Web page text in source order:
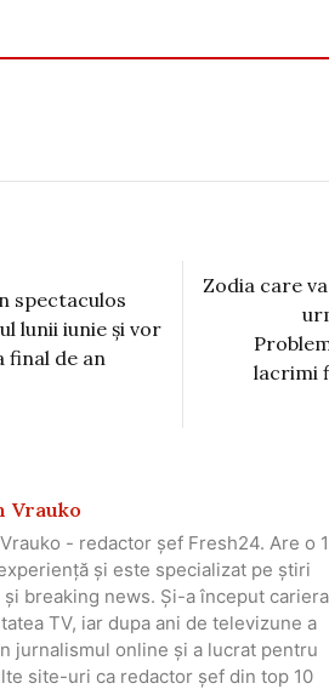
spectaculos
lunii iunie și vor
final de an
Zodia care
lacrimi
Vrauko
- redactor șef Fresh24. Are o
și este specializat pe știri
și breaking news. Și-a început cariera
TV, iar dupa ani de televizune a
jurnalismul online și a lucrat pentru
site-uri ca redactor șef din top 10